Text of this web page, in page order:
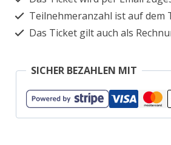
Teilnehmeranzahl ist auf dem
Das Ticket gilt auch als
SICHER BEZAHLEN MIT